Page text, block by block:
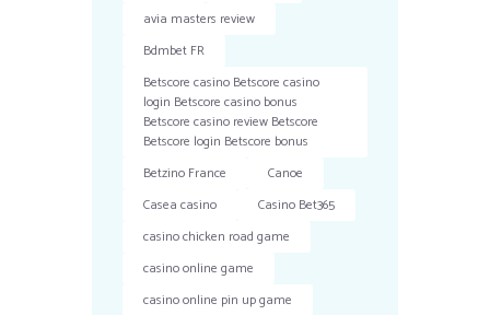
avia masters review
Bdmbet FR
Betscore casino Betscore casino
login Betscore casino bonus
Betscore casino review Betscore
Betscore login Betscore bonus
Betzino France
Canoe
Casea casino
Casino Bet365
casino chicken road game
casino online game
casino online pin up game